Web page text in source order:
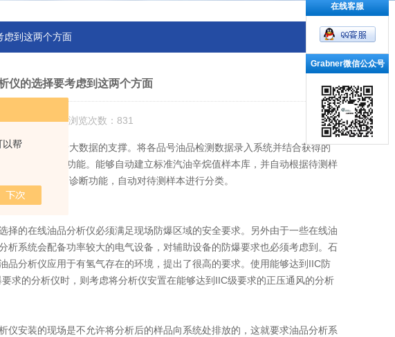
以帮
虑到这两个方面
仪的选择要考虑到这两个方面
2022-08-04 浏览次数：831
对，背后有着大数据的支撑。将各品号油品检测数据录入系统并结合获得的
其具有自校准功能。能够自动建立标准汽油辛烷值样本库，并自动根据待测样
有自识别、自诊断功能，自动对待测样本进行分类。
的在线油品分析仪必须满足现场防爆区域的安全要求。另外由于一些在线油
析系统会配备功率较大的电气设备，对辅助设备的防爆要求也必须考虑到。石
品分析仪应用于有氢气存在的环境，提出了很高的要求。使用能够达到IIC防
求的分析仪时，则考虑将分析仪安置在能够达到IIC级要求的正压通风的分析
安装的现场是不允许将分析后的样品向系统处排放的，这就要求油品分析系
在线客服
Grabner微信公众号